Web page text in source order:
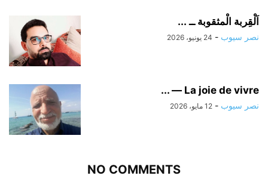
اَلْقِربة الْمثقوبة ــ ...
نصر سيوب - 24 يونيو، 2026
La joie de vivre — ...
نصر سيوب - 12 مايو، 2026
NO COMMENTS